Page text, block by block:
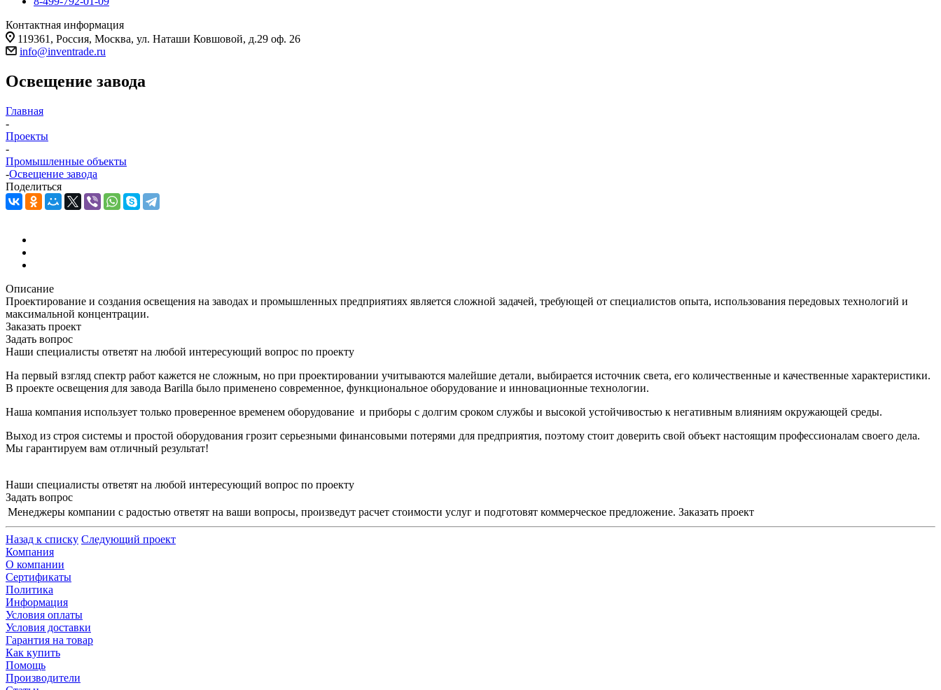
Контактная информация
119361, Россия, Москва, ул. Наташи Ковшовой, д.29 оф. 26
info@inventrade.ru
Освещение завода
Главная
-
Проекты
-
Промышленные объекты
-Освещение завода
Поделиться
Описание
Проектирование и создания освещения на заводах и промышленных предприятиях является сложной задачей, требующей от специалистов опыта, использования передовых технологий и
максимальной концентрации.
Заказать проект
Задать вопрос
Наши специалисты ответят на любой интересующий вопрос по проекту
На первый взгляд спектр работ кажется не сложным, но при проектировании учитываются малейшие детали, выбирается источник света, его количественные и качественные характеристики.
В проекте освещения для завода Barilla было применено современное, функциональное оборудование и инновационные технологии.
Наша компания использует только проверенное временем оборудование и приборы с долгим сроком службы и высокой устойчивостью к негативным влияниям окружающей среды.
Выход из строя системы и простой оборудования грозит серьезными финансовыми потерями для предприятия, поэтому стоит доверить свой объект настоящим профессионалам своего дела.
Мы гарантируем вам отличный результат!
Наши специалисты ответят на любой интересующий вопрос по проекту
Задать вопрос
Менеджеры компании с радостью ответят на ваши вопросы, произведут расчет стоимости услуг и подготовят коммерческое предложение. Заказать проект
Назад к списку Следующий проект
Компания
О компании
Сертификаты
Политика
Информация
Условия оплаты
Условия доставки
Гарантия на товар
Как купить
Помощь
Производители